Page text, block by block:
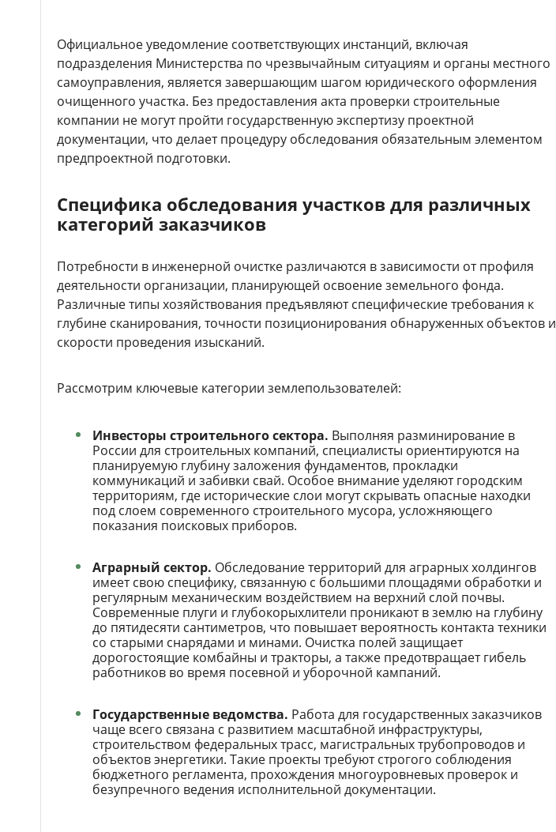
Официальное уведомление соответствующих инстанций, включая
подразделения Министерства по чрезвычайным ситуациям и органы местного
самоуправления, является завершающим шагом юридического оформления
очищенного участка. Без предоставления акта проверки строительные
компании не могут пройти государственную экспертизу проектной
документации, что делает процедуру обследования обязательным элементом
предпроектной подготовки.
Специфика обследования участков для различных
категорий заказчиков
Потребности в инженерной очистке различаются в зависимости от профиля
деятельности организации, планирующей освоение земельного фонда.
Различные типы хозяйствования предъявляют специфические требования к
глубине сканирования, точности позиционирования обнаруженных объектов и
скорости проведения изысканий.
Рассмотрим ключевые категории землепользователей:
Инвесторы строительного сектора. Выполняя разминирование в
России для строительных компаний, специалисты ориентируются на
планируемую глубину заложения фундаментов, прокладки
коммуникаций и забивки свай. Особое внимание уделяют городским
территориям, где исторические слои могут скрывать опасные находки
под слоем современного строительного мусора, усложняющего
показания поисковых приборов.
Аграрный сектор. Обследование территорий для аграрных холдингов
имеет свою специфику, связанную с большими площадями обработки и
регулярным механическим воздействием на верхний слой почвы.
Современные плуги и глубокорыхлители проникают в землю на глубину
до пятидесяти сантиметров, что повышает вероятность контакта техники
со старыми снарядами и минами. Очистка полей защищает
дорогостоящие комбайны и тракторы, а также предотвращает гибель
работников во время посевной и уборочной кампаний.
Государственные ведомства. Работа для государственных заказчиков
чаще всего связана с развитием масштабной инфраструктуры,
строительством федеральных трасс, магистральных трубопроводов и
объектов энергетики. Такие проекты требуют строгого соблюдения
бюджетного регламента, прохождения многоуровневых проверок и
безупречного ведения исполнительной документации.